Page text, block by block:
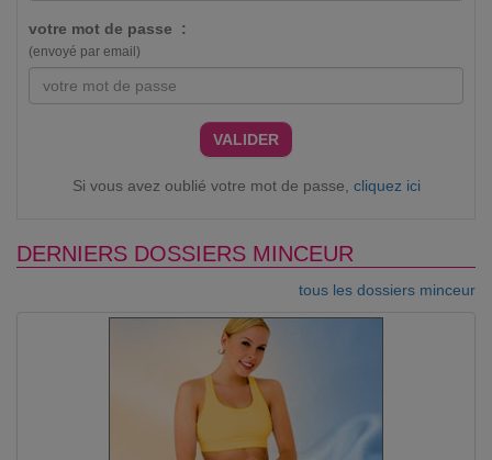
votre mot de passe :
(envoyé par email)
VALIDER
Si vous avez oublié votre mot de passe, cliquez ici
DERNIERS DOSSIERS MINCEUR
tous les dossiers minceur